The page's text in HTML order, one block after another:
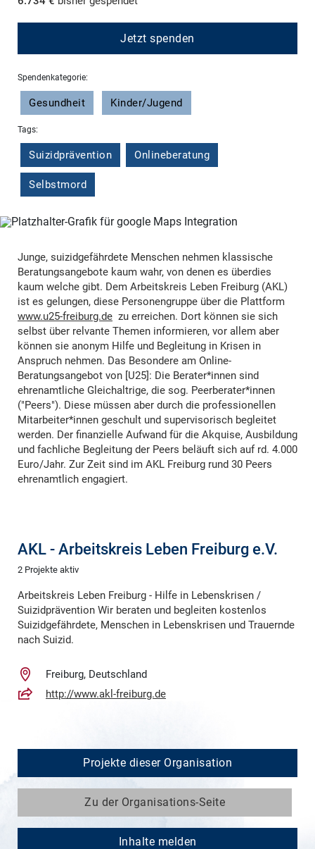
Jetzt spenden
Spendenkategorie:
Gesundheit Kinder/Jugend
Tags:
Suizidprävention Onlineberatung
Selbstmord
Junge, suizidgefährdete Menschen nehmen klassische
Beratungsangebote kaum wahr, von denen es überdies
kaum welche gibt. Dem Arbeitskreis Leben Freiburg (AKL)
ist es gelungen, diese Personengruppe über die Plattform
www.u25-freiburg.de zu erreichen. Dort können sie sich
selbst über relvante Themen informieren, vor allem aber
können sie anonym Hilfe und Begleitung in Krisen in
Anspruch nehmen. Das Besondere am Online-
Beratungsangebot von [U25]: Die Berater*innen sind
ehrenamtliche Gleichaltrige, die sog. Peerberater*innen
("Peers"). Diese müssen aber durch die professionellen
Mitarbeiter*innen geschult und supervisorisch begleitet
werden. Der finanzielle Aufwand für die Akquise, Ausbildung
und fachliche Begleitung der Peers beläuft sich auf rd. 4.000
Euro/Jahr. Zur Zeit sind im AKL Freiburg rund 30 Peers
ehrenamtlich engagiert.
AKL - Arbeitskreis Leben Freiburg e.V.
2 Projekte aktiv
Arbeitskreis Leben Freiburg - Hilfe in Lebenskrisen /
Suizidprävention Wir beraten und begleiten kostenlos
Suizidgefährdete, Menschen in Lebenskrisen und Trauernde
nach Suizid.
Freiburg, Deutschland
http://www.akl-freiburg.de
Projekte dieser Organisation
Zu der Organisations-Seite
Inhalte melden